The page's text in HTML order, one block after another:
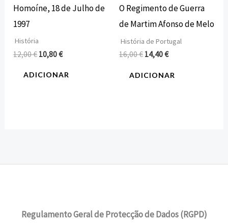
Homoíne, 18 de Julho de
1997
História
12,00€ 10,80€
ADICIONAR
O Regimento de Guerra
de Martim Afonso de Melo
História de Portugal
16,00€ 14,40€
ADICIONAR
Regulamento Geral de Protecção de Dados (RGPD)